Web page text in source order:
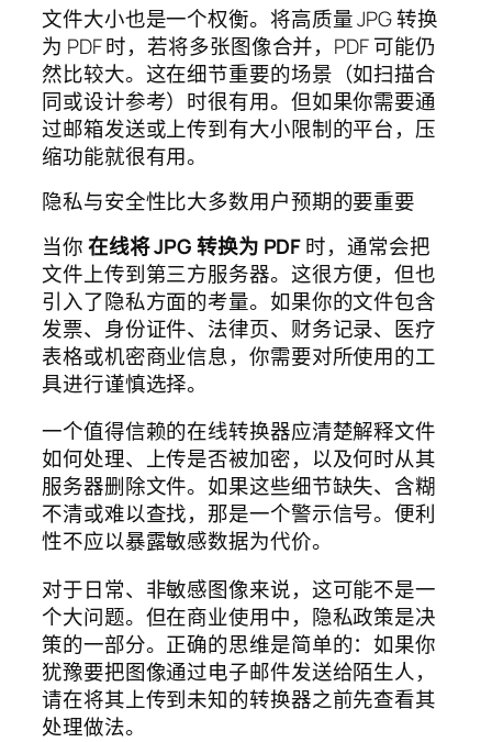
文件大小也是一个权衡。将高质量 JPG 转换
为 PDF 时，若将多张图像合并，PDF 可能仍
然比较大。这在细节重要的场景（如扫描合
同或设计参考）时很有用。但如果你需要通
过邮箱发送或上传到有大小限制的平台，压
缩功能就很有用。
隐私与安全性比大多数用户预期的要重要
当你在线将 JPG 转换为 PDF时，通常会把
文件上传到第三方服务器。这很方便，但也
引入了隐私方面的考量。如果你的文件包含
发票、身份证件、法律页、财务记录、医疗
表格或机密商业信息，你需要对所使用的工
具进行谨慎选择。
一个值得信赖的在线转换器应清楚解释文件
如何处理、上传是否被加密，以及何时从其
服务器删除文件。如果这些细节缺失、含糊
不清或难以查找，那是一个警示信号。便利
性不应以暴露敏感数据为代价。
对于日常、非敏感图像来说，这可能不是一
个大问题。但在商业使用中，隐私政策是决
策的一部分。正确的思维是简单的：如果你
犹豫要把图像通过电子邮件发送给陌生人，
请在将其上传到未知的转换器之前先查看其
处理做法。